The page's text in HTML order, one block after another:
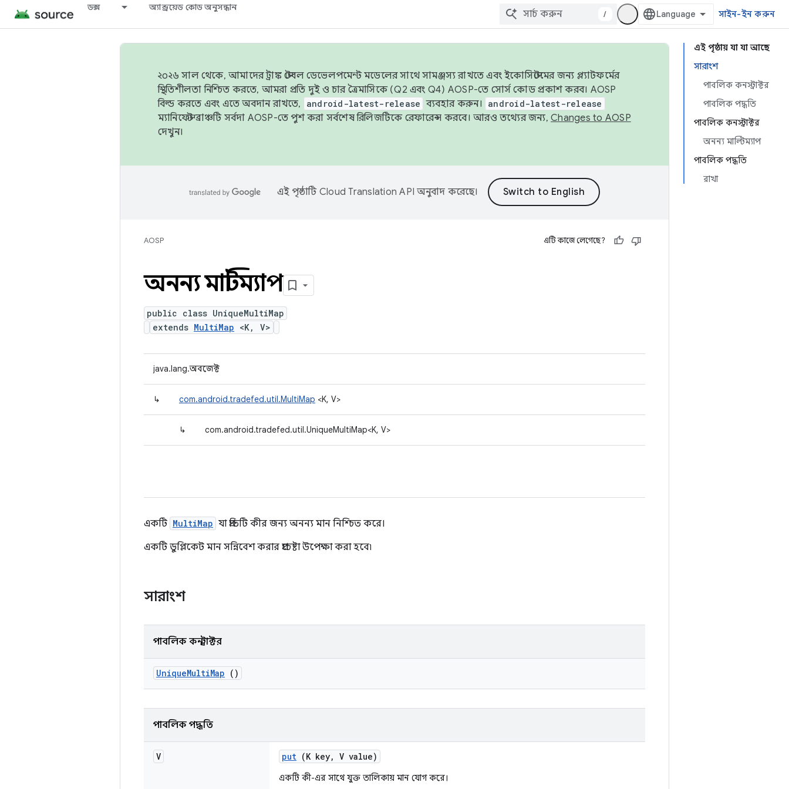
ডক্স অ্যান্ড্রয়েড কোড অনুসন্ধান
/ সাইন-ইন করুন
এই পৃষ্ঠায় যা যা আছে
সারাংশ
পাবলিক কনস্ট্রাক্টর
পাবলিক পদ্ধতি
পাবলিক কনস্ট্রাক্টর
অনন্য মাল্টিম্যাপ
পাবলিক পদ্ধতি
রাখা
২০২৬ সাল থেকে, আমাদের ট্রাঙ্ক স্টেবল ডেভেলপমেন্ট মডেলের সাথে সামঞ্জস্য রাখতে এবং ইকোসিস্টেমের জন্য প্ল্যাটফর্মের
স্থিতিশীলতা নিশ্চিত করতে, আমরা প্রতি দুই ও চার ত্রৈমাসিকে (Q2 এবং Q4) AOSP-তে সোর্স কোড প্রকাশ করব। AOSP
বিল্ড করতে এবং এতে অবদান রাখতে,
android-latest-release ব্যবহার করুন। android-latest-release
ম্যানিফেস্ট ব্রাঞ্চটি সর্বদা AOSP-তে পুশ করা সর্বশেষ রিলিজটিকে রেফারেন্স করবে। আরও তথ্যের জন্য, Changes to AOSP
দেখুন।
এই পৃষ্ঠাটি Cloud Translation API অনুবাদ করেছে।
AOSP এটি কাজে লেগেছে?
অনন্য মাল্টিম্যাপ
public class UniqueMultiMap
extends MultiMap <K, V>
java.lang.অবজেক্ট
↳ com.android.tradefed.util.MultiMap <K, V>
↳ com.android.tradefed.util.UniqueMultiMap<K, V>
একটি MultiMap যা প্রতিটি কীর জন্য অনন্য মান নিশ্চিত করে।
একটি ডুপ্লিকেট মান সন্নিবেশ করার প্রচেষ্টা উপেক্ষা করা হবে৷
সারাংশ
পাবলিক কনস্ট্রাক্টর
UniqueMultiMap ()
পাবলিক পদ্ধতি
V put (K key, V value)
একটি কী-এর সাথে যুক্ত তালিকায় মান যোগ করে।